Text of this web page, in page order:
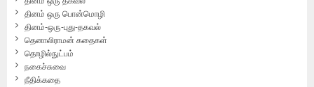
தினம் ஒரு பொன்மொழி
தினம்-ஒரு-புது-தகவல்
தெனாலிராமன் கதைகள்
தொழில்நுட்பம்
நகைச்சுவை
நீதிக்கதை